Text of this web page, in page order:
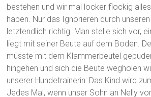
bestehen und wir mal locker flockig
haben. Nur das Ignorieren durch
letztendlich richtig. Man stelle sich vor,
liegt mit seiner Beute auf dem Boden.
müsste mit dem Klammerbeutel
hingehen und sich die Beute wegholen
unserer Hundetrainerin: Das Kind wird
Jedes Mal, wenn unser Sohn an Nelly